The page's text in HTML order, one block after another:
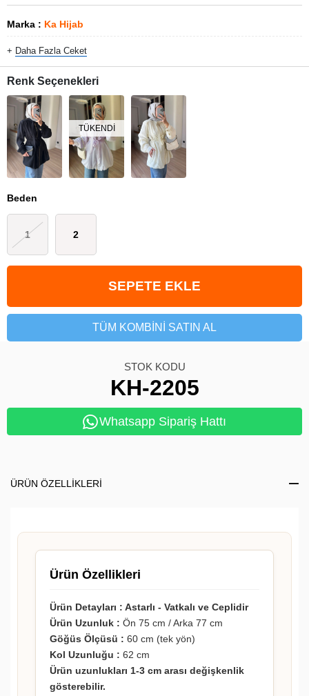
Marka : Ka Hijab
+ Daha Fazla Ceket
Renk Seçenekleri
TÜKENDI
Beden
1 2
TÜM KOMBINI SATIN AL
STOK KODU
KH-2205
Whatsapp Sipariş Hattı
ÜRÜN ÖZELLIKLERI
Ürün Özellikleri
Ürün Detayları : Astarlı - Vatkalı ve Ceplidir
Ürün Uzunluk : Ön 75 cm / Arka 77 cm
Göğüs Ölçüsü : 60 cm (tek yön)
Kol Uzunluğu : 62 cm
Ürün uzunlukları 1-3 cm arası değişkenlik
gösterebilir.